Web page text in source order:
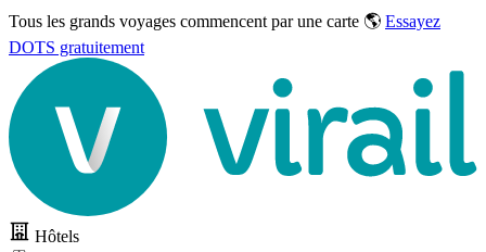
Tous les grands voyages commencent par une carte 🌎 Essayez
DOTS gratuitement
Hôtels